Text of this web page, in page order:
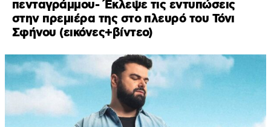
πενταγράμμου- Έκλεψε τις εντυπώσεις
στην πρεμιέρα της στο πλευρό του Τόνι
Σφήνου (εικόνες+βίντεο)